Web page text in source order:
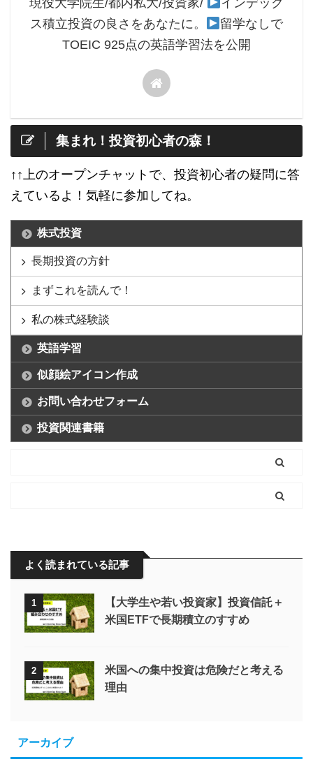
現役大学院生/都内私大/投資家/
インデック
ス積立投資の良さをあなたに。
留学なしで
TOEIC 925点の英語学習法を公開
集まれ！投資初心者の森！
↑↑上のオープンチャットで、投資初心者の疑問に答
えているよ！気軽に参加してね。
株式投資
長期投資の方針
まずこれを読んで！
私の株式経験談
英語学習
似顔絵アイコン作成
お問い合わせフォーム
投資関連書籍
よく読まれている記事
1
【大学生や若い投資家】投資信託＋
米国ETFで長期積立のすすめ
2
米国への集中投資は危険だと考える
理由
アーカイブ